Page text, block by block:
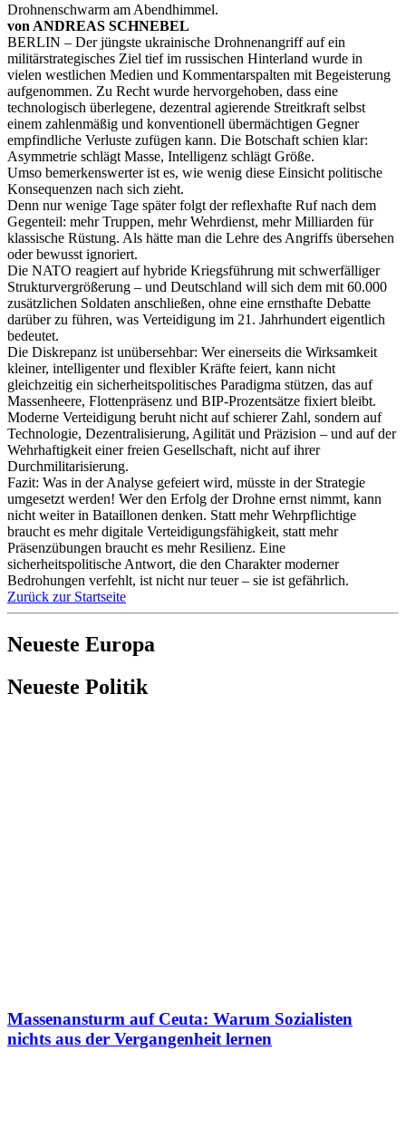
Drohnenschwarm am Abendhimmel.
von ANDREAS SCHNEBEL
BERLIN – Der jüngste ukrainische Drohnenangriff auf ein
militärstrategisches Ziel tief im russischen Hinterland wurde in
vielen westlichen Medien und Kommentarspalten mit Begeisterung
aufgenommen. Zu Recht wurde hervorgehoben, dass eine
technologisch überlegene, dezentral agierende Streitkraft selbst
einem zahlenmäßig und konventionell übermächtigen Gegner
empfindliche Verluste zufügen kann. Die Botschaft schien klar:
Asymmetrie schlägt Masse, Intelligenz schlägt Größe.
Umso bemerkenswerter ist es, wie wenig diese Einsicht politische
Konsequenzen nach sich zieht.
Denn nur wenige Tage später folgt der reflexhafte Ruf nach dem
Gegenteil: mehr Truppen, mehr Wehrdienst, mehr Milliarden für
klassische Rüstung. Als hätte man die Lehre des Angriffs übersehen
oder bewusst ignoriert.
Die NATO reagiert auf hybride Kriegsführung mit schwerfälliger
Strukturvergrößerung – und Deutschland will sich dem mit 60.000
zusätzlichen Soldaten anschließen, ohne eine ernsthafte Debatte
darüber zu führen, was Verteidigung im 21. Jahrhundert eigentlich
bedeutet.
Die Diskrepanz ist unübersehbar: Wer einerseits die Wirksamkeit
kleiner, intelligenter und flexibler Kräfte feiert, kann nicht
gleichzeitig ein sicherheitspolitisches Paradigma stützen, das auf
Massenheere, Flottenpräsenz und BIP-Prozentsätze fixiert bleibt.
Moderne Verteidigung beruht nicht auf schierer Zahl, sondern auf
Technologie, Dezentralisierung, Agilität und Präzision – und auf der
Wehrhaftigkeit einer freien Gesellschaft, nicht auf ihrer
Durchmilitarisierung.
Fazit: Was in der Analyse gefeiert wird, müsste in der Strategie
umgesetzt werden! Wer den Erfolg der Drohne ernst nimmt, kann
nicht weiter in Bataillonen denken. Statt mehr Wehrpflichtige
braucht es mehr digitale Verteidigungsfähigkeit, statt mehr
Präsenzübungen braucht es mehr Resilienz. Eine
sicherheitspolitische Antwort, die den Charakter moderner
Bedrohungen verfehlt, ist nicht nur teuer – sie ist gefährlich.
Zurück zur Startseite
Neueste Europa
Neueste Politik
Massenansturm auf Ceuta: Warum Sozialisten
nichts aus der Vergangenheit lernen